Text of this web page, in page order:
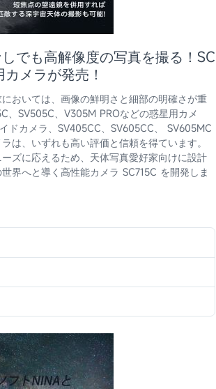
でも高解像度の写真を撮る！SC
メラが発売！
おいては、画像の鮮明さと細部の明確さが重
、SV505C、V305M PROなどの惑星用カメ
ドカメラ、SV405CC、SV605CC、 SV605MC
は、いずれも高い評価と信頼を得ています。
ズに応えるため、天体写真愛好家向けに設計
界へと導く高性能カメラ SC715C を開発しま